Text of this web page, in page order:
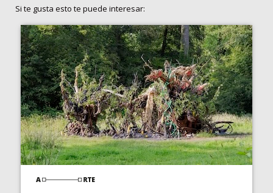
Si te gusta esto te puede interesar: